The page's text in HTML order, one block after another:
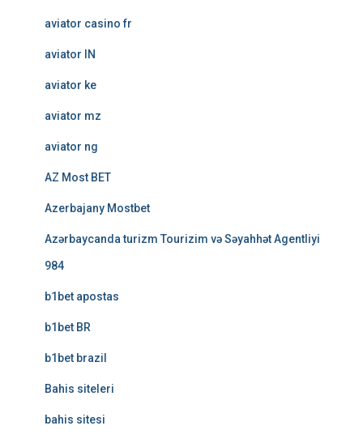
aviator casino fr
aviator IN
aviator ke
aviator mz
aviator ng
AZ Most BET
Azerbajany Mostbet
Azərbaycanda turizm Tourizim və Səyahhət Agentliyi
984
b1bet apostas
b1bet BR
b1bet brazil
Bahis siteleri
bahis sitesi